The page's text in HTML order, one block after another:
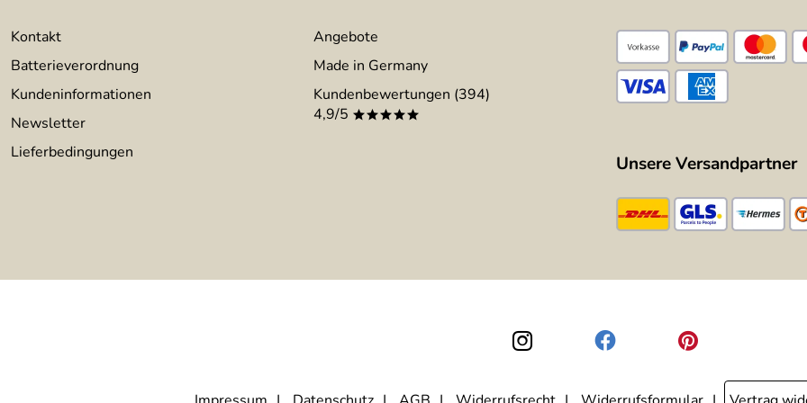
Kontakt
Batterieverordnung
Kundeninformationen
Newsletter
Lieferbedingungen
Angebote
Made in Germany
Kundenbewertungen (394)
4,9/5 *****
Unsere Versandpartner